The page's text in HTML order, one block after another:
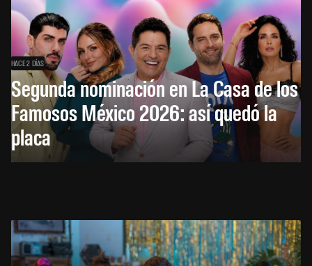
HACE 2 DÍAS
Segunda nominación en La Casa de los
Famosos México 2026: así quedó la
placa